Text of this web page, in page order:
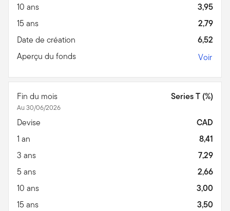
10 ans
3,95
15 ans
2,79
Date de création
6,52
Aperçu du fonds
Voir
Fin du mois
Au 30/06/2026
Series T (%)
Devise
CAD
1 an
8,41
3 ans
7,29
5 ans
2,66
10 ans
3,00
15 ans
3,50